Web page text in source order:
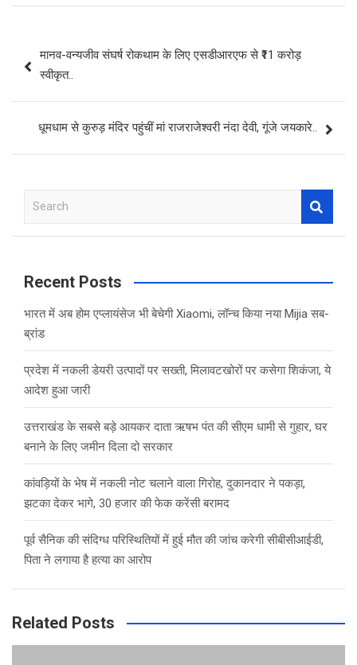
navigation
मानव-वन्यजीव संघर्ष रोकथाम के लिए एसडीआरएफ से ₹11 करोड़
स्वीकृत..
धूमधाम से कुरुड़ मंदिर पहुंचीं मां राजराजेश्वरी नंदा देवी, गूंजे जयकारे..
a
c
Recent Posts
भारत में अब होम एप्लायंसेज भी बेचेगी Xiaomi, लॉन्च किया नया Mijia सब-
ब्रांड
प्रदेश में नकली डेयरी उत्पादों पर सख्ती, मिलावटखोरों पर कसेगा शिकंजा, ये
आदेश हुआ जारी
उत्तराखंड के सबसे बड़े आयकर दाता ऋषभ पंत की सीएम धामी से गुहार, घर
बनाने के लिए जमीन दिला दो सरकार
कांवड़ियों के भेष में नकली नोट चलाने वाला गिरोह, दुकानदार ने पकड़ा,
झटका देकर भागे, 30 हजार की फेक करेंसी बरामद
पूर्व सैनिक की संदिग्ध परिस्थितियों में हुई मौत की जांच करेगी सीबीसीआईडी,
पिता ने लगाया है हत्या का आरोप
Related Posts